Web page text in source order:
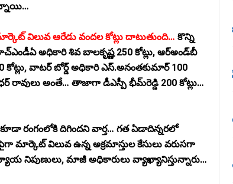
విలువ ఆరేడు వందల కోట్లు దాటుతుంది… కొన్ని
అధికారి శివ బాలకృష్ణ 250 కోట్లు, ఆర్అండ్‌బీ
వాటర్ బోర్డ్ అధికారి ఎస్.అనంతకుమార్ 100
రావులు అంతే… తాజాగా డీఎస్పీ భీమ్‌రెడ్డి 200 కోట్లు…
రంగంలోకి దిగిందని వార్త… గత ఏడాదిన్నరలో
పైగా మార్కెట్ విలువ ఉన్న అక్రమాస్తుల కేసులు వరుసగా
నిపుణులు, మాజీ అధికారులు వ్యాఖ్యానిస్తున్నారు…